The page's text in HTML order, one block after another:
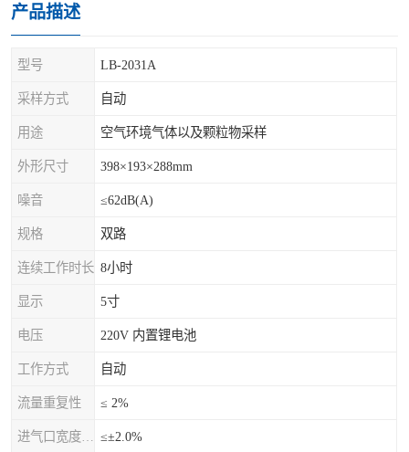
产品描述
型号 LB-2031A
采样方式 自动
用途 空气环境气体以及颗粒物采样
外形尺寸 398×193×288mm
噪音 ≤62dB(A)
规格 双路
连续工作时长 8小时
显示 5寸
电压 220V 内置锂电池
工作方式 自动
流量重复性 ≤ 2%
≤±2.0%